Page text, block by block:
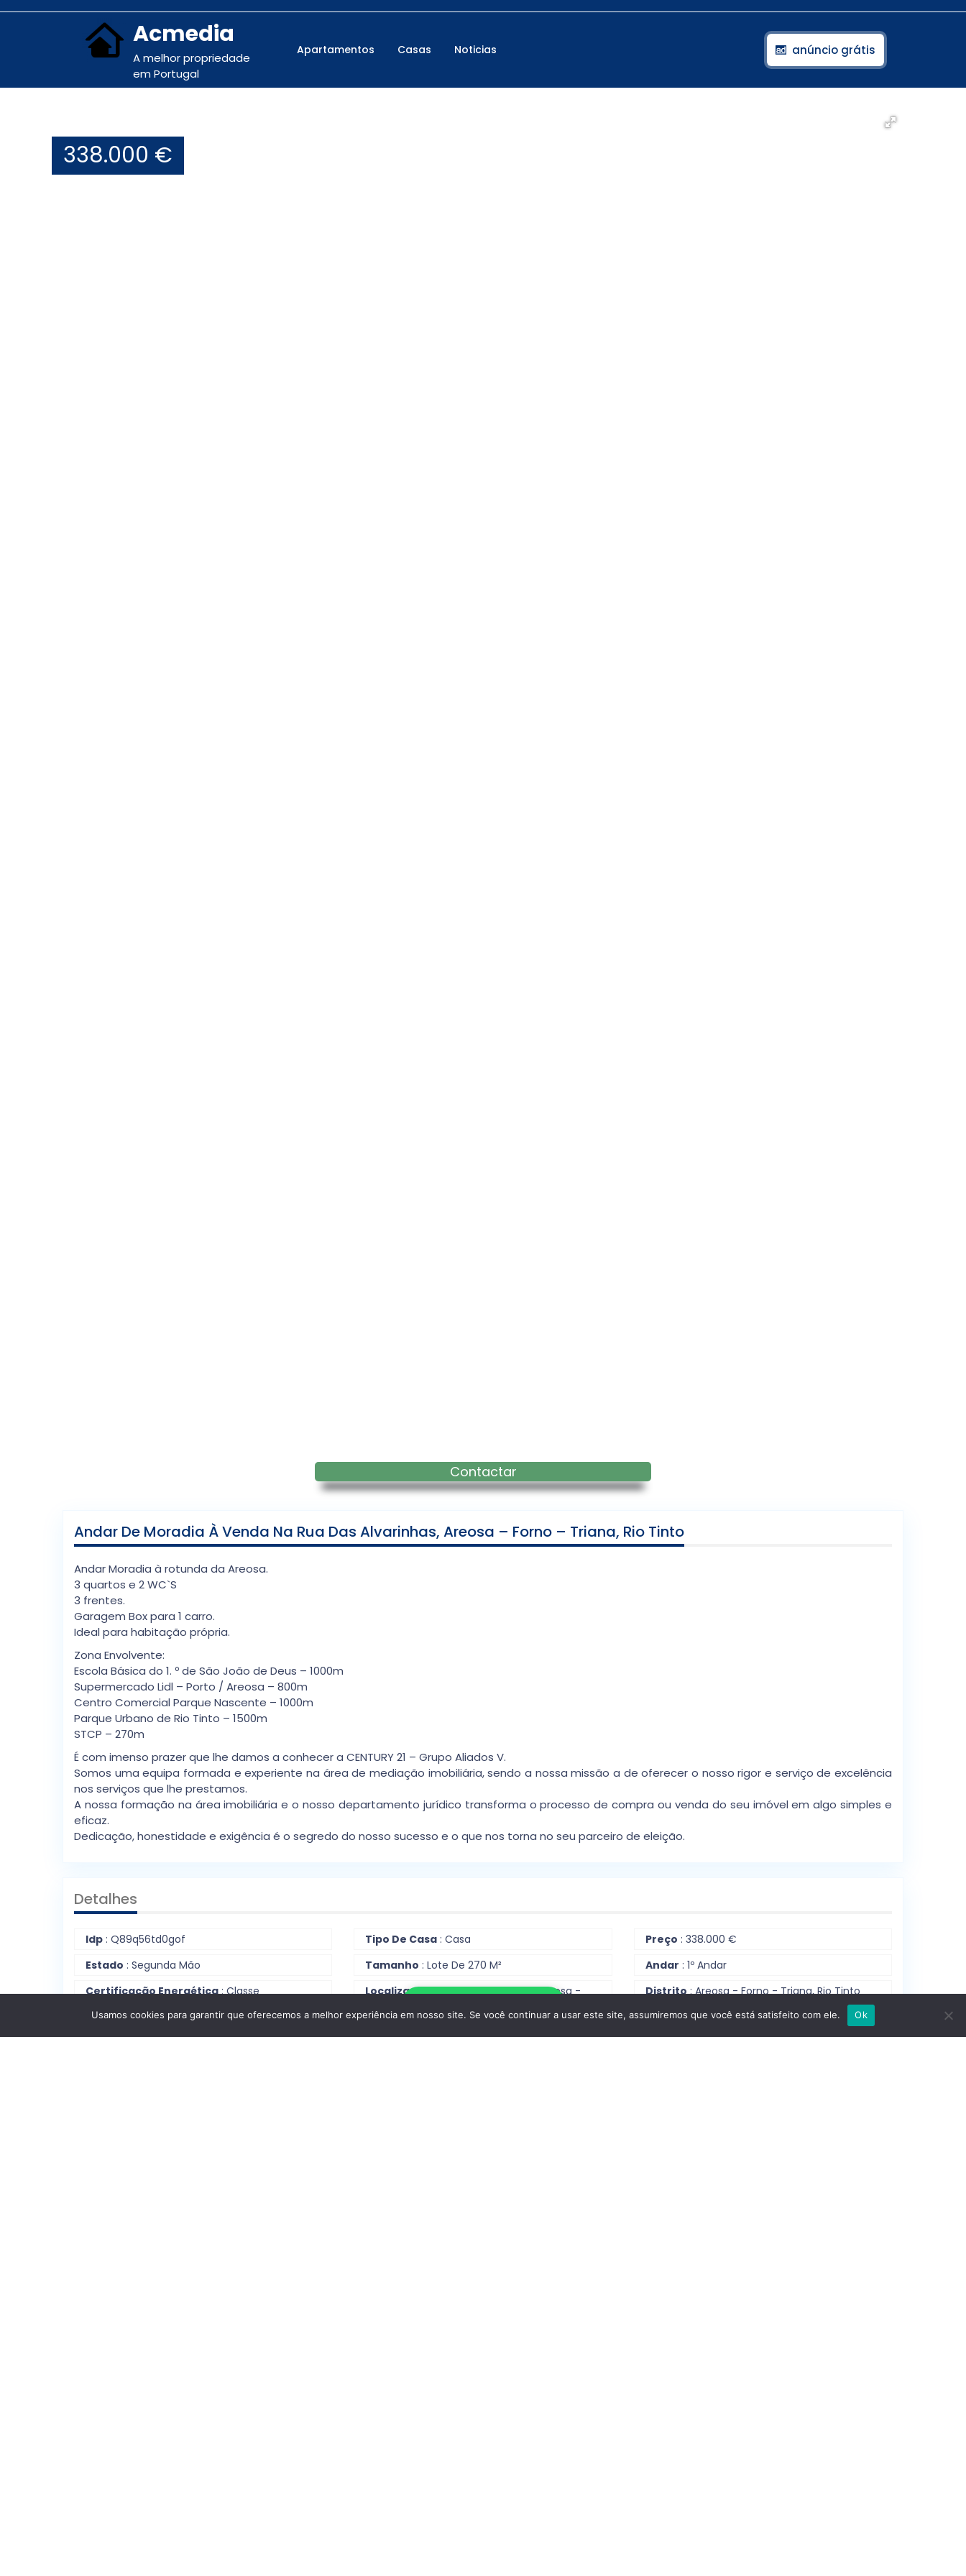
Acmedia
A melhor propriedade
em Portugal
Apartamentos Casas Noticias anúncio grátis
338.000 €
Contactar
Andar De Moradia À Venda Na Rua Das Alvarinhas, Areosa – Forno – Triana, Rio Tinto
Andar Moradia à rotunda da Areosa.
3 quartos e 2 WC`S
3 frentes.
Garagem Box para 1 carro.
Ideal para habitação própria.
Zona Envolvente:
Escola Básica do 1. º de São João de Deus – 1000m
Supermercado Lidl – Porto / Areosa – 800m
Centro Comercial Parque Nascente – 1000m
Parque Urbano de Rio Tinto – 1500m
STCP – 270m
É com imenso prazer que lhe damos a conhecer a CENTURY 21 – Grupo Aliados V.
Somos uma equipa formada e experiente na área de mediação imobiliária, sendo a nossa missão a de oferecer o nosso rigor e serviço de excelência
nos serviços que lhe prestamos.
A nossa formação na área imobiliária e o nosso departamento jurídico transforma o processo de compra ou venda do seu imóvel em algo simples e
eficaz.
Dedicação, honestidade e exigência é o segredo do nosso sucesso e o que nos torna no seu parceiro de eleição.
Detalhes
Idp : Q89q56td0gof Tipo De Casa : Casa Preço : 338.000 €
Estado : Segunda Mão Tamanho : Lote De 270 M² Andar : 1º Andar
Certificação Energética:Classe
Localização: Rua Das Alvarinhas; Areosa -
Distrito: Areosa - Forno - Triana, Rio Tinto
Usamos cookies para garantir que oferecemos a melhor experiência em nosso site. Se você continuar a usar este site, assumiremos que você está satisfeito com ele. Ok